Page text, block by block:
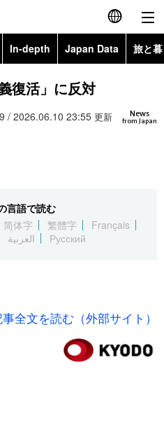
English
简体字
繁體字
العربية
In-depth Japan Data 旅と
Images
お知らせ
復活」に反対
News
from Japan
/ 2026.06.10 23:55 更新
言語で読む
简体字 繁體字
Français
العربية Русский
全文を読む（外部サイト）